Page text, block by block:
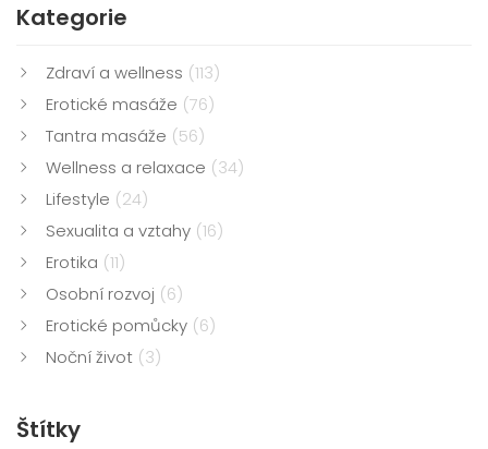
zvládnout stres a hledají naprostý relax.
Kategorie
Zdraví a wellness (113)
Erotické masáže (76)
Tantra masáže (56)
Wellness a relaxace (34)
Lifestyle (24)
Sexualita a vztahy (16)
Erotika (11)
Osobní rozvoj (6)
Erotické pomůcky (6)
Noční život (3)
Štítky